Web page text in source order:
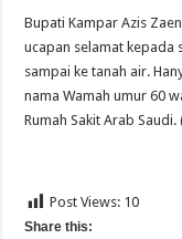
Bupati Kampar Azis
ucapan selamat kepada
sampai ke tanah air.
nama Wamah umur 60
Rumah Sakit Arab
Post Views: 10
Share this: